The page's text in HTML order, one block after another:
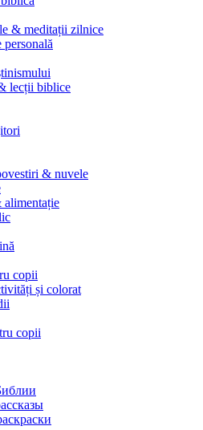
& meditații zilnice
lecții biblice
& nuvele
alimentație
copii
și colorat
copii